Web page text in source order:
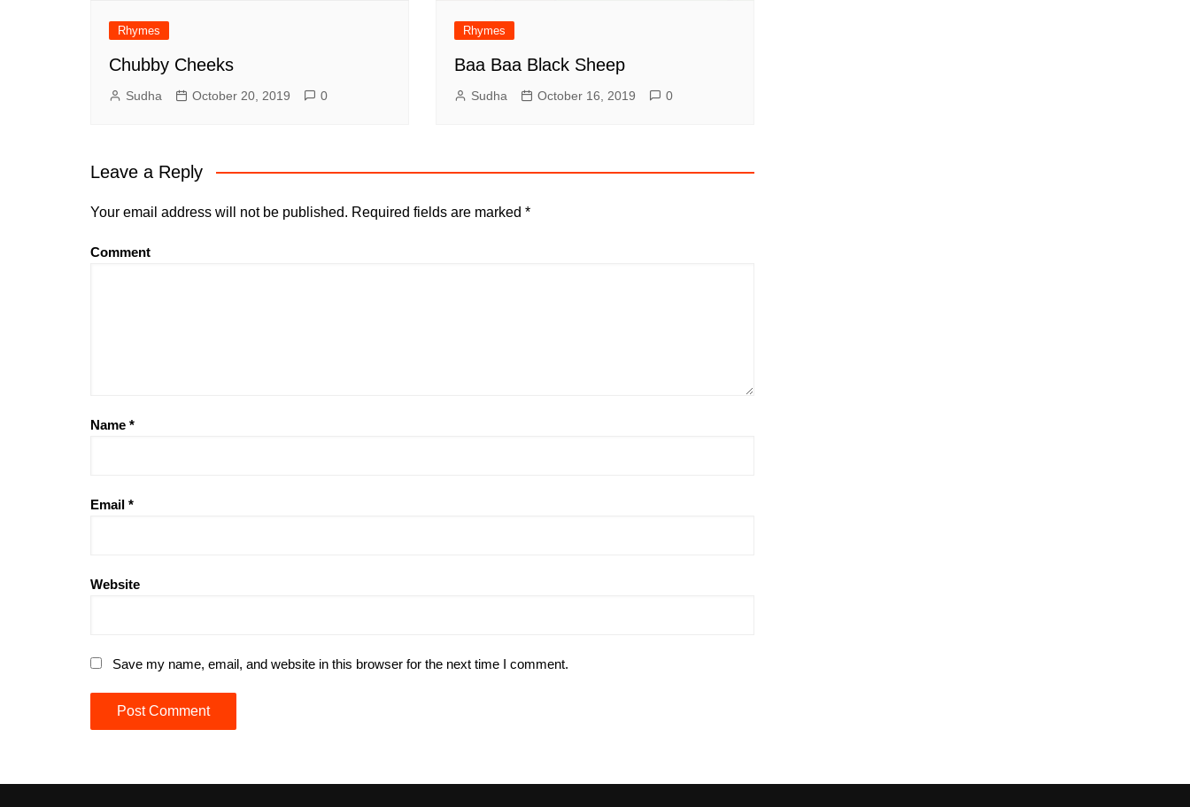
Rhymes
Chubby Cheeks
Sudha October 20, 2019 0
Rhymes
Baa Baa Black Sheep
Sudha October 16, 2019 0
Leave a Reply
Your email address will not be published. Required fields are marked *
Comment
Name *
Email *
Website
Save my name, email, and website in this browser for the next time I comment.